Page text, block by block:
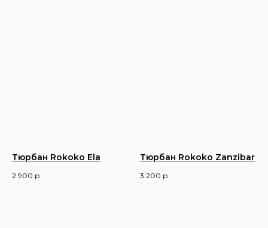
Тюрбан Rokoko Ela
2 900 р.
Тюрбан Rokoko Zanzibar
3 200 р.